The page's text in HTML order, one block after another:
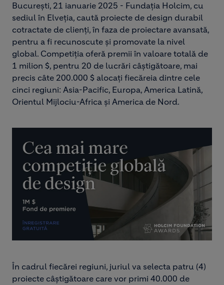
București, 21 ianuarie 2025 - Fundația Holcim, cu
sediul în Elveția, caută proiecte de design durabil
cotractate de clienți, în faza de proiectare avansată,
pentru a fi recunoscute și promovate la nivel
global. Competiția oferă premii în valoare totală de
1 milion $, pentru 20 de lucrări câștigătoare, mai
precis câte 200.000 $ alocați fiecăreia dintre cele
cinci regiuni: Asia-Pacific, Europa, America Latină,
Orientul Mijlociu-Africa și America de Nord.
În cadrul fiecărei regiuni, juriul va selecta patru (4)
proiecte câștigătoare care vor primi 40.000 de